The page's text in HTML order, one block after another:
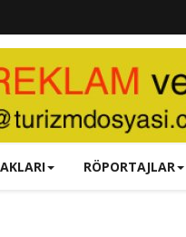
RÖPORTAJLAR